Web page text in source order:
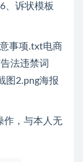
、诉状模板
事项.txt电商
法违禁词
图2.png海报
作，与本人无